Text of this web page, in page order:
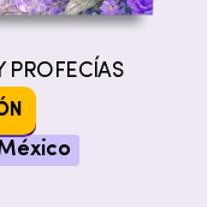
PROFECÍAS